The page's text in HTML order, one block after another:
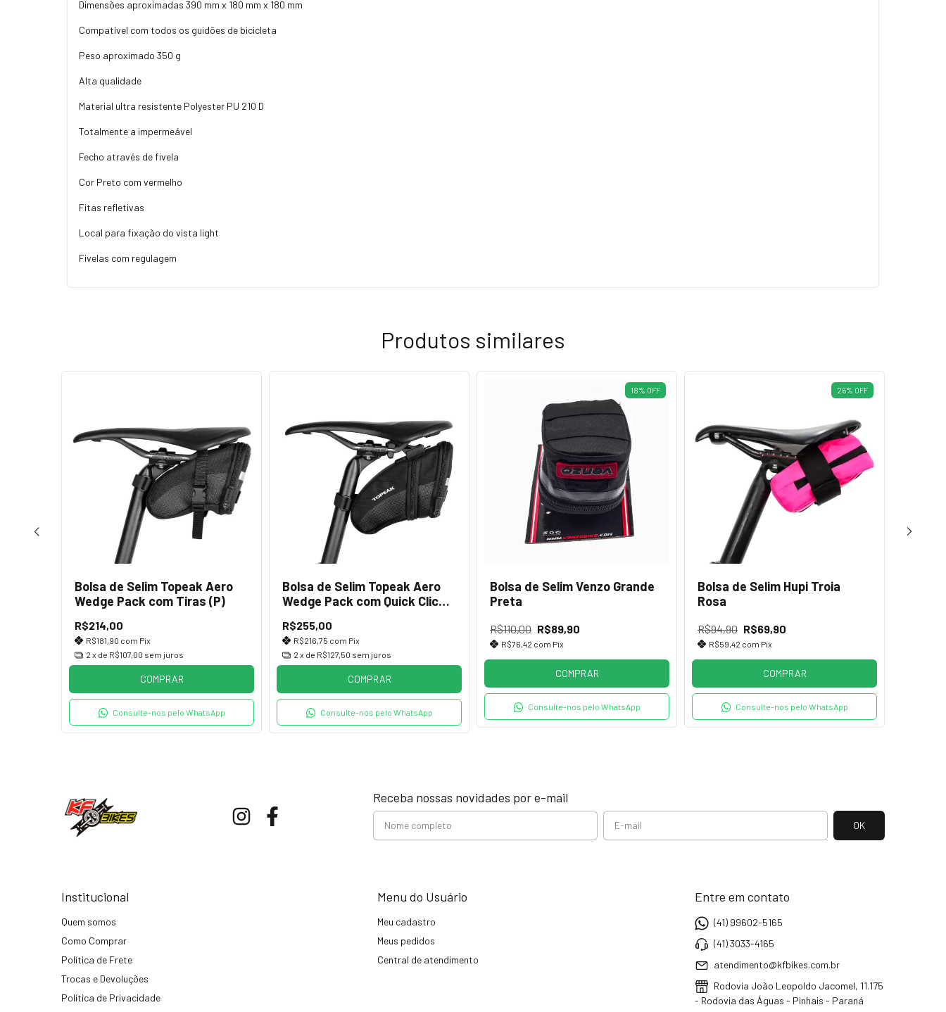
Dimensões aproximadas 390 mm x 180 mm x 180 mm
Compatível com todos os guidões de bicicleta
Peso aproximado 350 g
Alta qualidade
Material ultra resistente Polyester PU 210 D
Totalmente a impermeável
Fecho através de fivela
Cor Preto com vermelho
Fitas refletivas
Local para fixação do vista light
Fivelas com regulagem
Produtos similares
Bolsa de Selim Topeak Aero
Wedge Pack com Tiras (P)
R$214,00
R$181,90 com Pix
2 x de R$107,00 sem juros
COMPRAR
Consulte-nos pelo WhatsApp
Bolsa de Selim Topeak Aero
Wedge Pack com Quick Click
R$255,00
R$216,75 com Pix
2 x de R$127,50 sem juros
COMPRAR
Consulte-nos pelo WhatsApp
18% OFF
Bolsa de Selim Venzo Grande
Preta
R$110,00 R$89,90
R$76,42 com Pix
COMPRAR
Consulte-nos pelo WhatsApp
26% OFF
Bolsa de Selim Hupi Troia
Rosa
R$94,90 R$69,90
R$59,42 com Pix
COMPRAR
Consulte-nos pelo WhatsApp
Receba nossas novidades por e-mail
Institucional
Quem somos
Como Comprar
Política de Frete
Trocas e Devoluções
Política de Privacidade
Menu do Usuário
Meu cadastro
Meus pedidos
Central de atendimento
Entre em contato
(41) 99602-5165
(41) 3033-4165
atendimento@kfbikes.com.br
Rodovia João Leopoldo Jacomel, 11.175
- Rodovia das Águas - Pinhais - Paraná